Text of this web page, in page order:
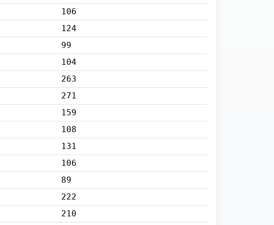
106
124
99
104
263
271
159
108
131
106
89
222
210